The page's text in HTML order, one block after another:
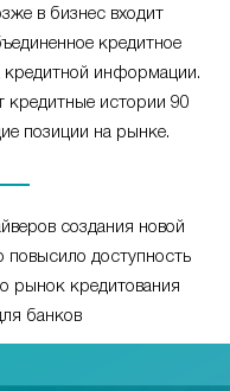
в бизнес входит
кредитное
информации.
истории 90
позиции на рынке.
создания новой
доступность
рынок кредитования
банков